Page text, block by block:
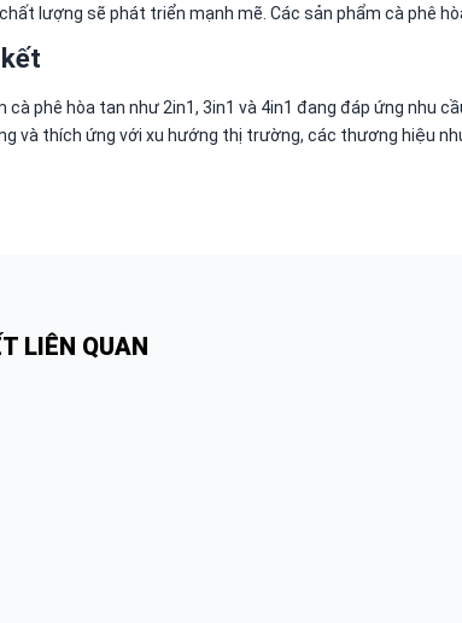
lượng sẽ phát triển mạnh mẽ. Các sản phẩm cà phê
cà phê hòa tan như 2in1, 3in1 và 4in1 đang đáp ứng nhu
và thích ứng với xu hướng thị trường, các thương hiệu
LIÊN QUAN